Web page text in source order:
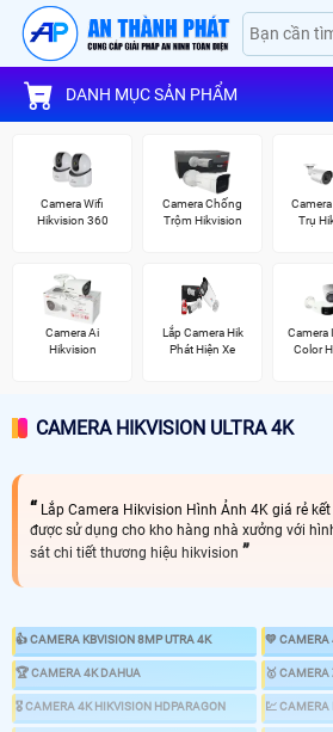
DANH MỤC SẢN PHẨM
Camera Wifi
Hikvision 360
Camera Chống
Trộm Hikvision
Trụ
Camera Ai
Hikvision
Lắp Camera Hik
Phát Hiện Xe
Camera
Color
CAMERA HIKVISION ULTRA 4K
Lắp Camera Hikvision Hình Ảnh 4K giá rẻ
được sử dụng cho kho hàng nhà xưởng với
sát chi tiết thương hiệu hikvision
👍 CAMERA KBVISION 8MP UTRA 4K 💛 CAMERA
️🏆 CAMERA 4K DAHUA ️🥇 CAMERA
️🎖️ CAMERA 4K HIKVISION HDPARAGON 💹 CAMERA